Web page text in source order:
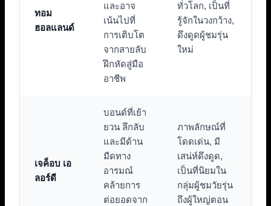
ทอม
ฮอลแลนด์
และอาจ
เน้นไปที่
การเติบโต
จากสายลับ
ฝึกหัดสู่มือ
อาชีพ
ทั่วโลก, เป็นที่
รู้จักในวงกว้าง,
ดึงดูดผู้ชมรุ่น
ใหม่
เจค็อบ เอ
ลอร์ดี
บอนด์ที่เย้า
ยวน ลึกลับ
และมีด้าน
มืดทาง
อารมณ์
คล้ายการ
ต่อยอดจาก
ภาพลักษณ์ที่
โดดเด่น, มี
เสน่ห์ดึงดูด,
เป็นที่นิยมใน
กลุ่มผู้ชมวัยรุ่น
ถึงผู้ใหญ่ตอน